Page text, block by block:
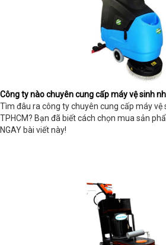
Công ty nào chuyên cung cấp máy vệ sinh
Tìm đâu ra công ty chuyên cung cấp máy vệ
TPHCM? Bạn đã biết cách chọn mua sản
NGAY bài viết này!